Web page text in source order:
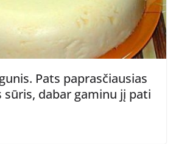
Pats paprasčiausias
sūris, dabar gaminu jį pati